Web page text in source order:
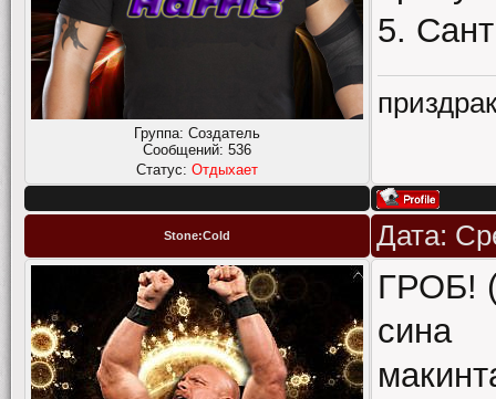
Группа: Создатель
Сообщений: 536
Статус: Отдыхает
5.
Stone:Cold Дата:
ГРОБ!
сина